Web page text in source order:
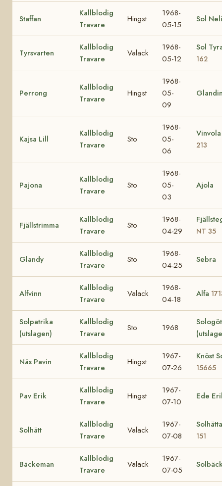
Staffan
Kallblodig
Travare
Hingst
1968-
05-15
Sol Neli
Tyrsvarten
Kallblodig
Travare
Valack
1968-
05-12
Sol
162
Perrong
Kallblodig
Travare
Hingst
1968-
05-
09
Kajsa Lill
Kallblodig
Travare
Sto
1968-
05-
06
213
Pajona
Kallblodig
Travare
Sto
1968-
05-
03
Ajola
Fjällstrimma
Kallblodig
Travare
Sto
1968-
04-29
NT 35
Glandy
Kallblodig
Travare
Sto
1968-
04-25
Sebra
Alfvinn
Kallblodig
Travare
Valack
1968-
04-18
Alfa
Solpatrika
(utslagen)
Kallblodig
Travare
Sto 1968
Näs Pavin
Kallblodig
Travare
Hingst
1967-
07-26
Knöst
15665
Pav Erik
Kallblodig
Travare
Hingst
1967-
07-10
Ede
Solhätt
Kallblodig
Travare
Valack
1967-
07-08
151
Bäckeman
Kallblodig
Travare
Valack
1967-
07-05